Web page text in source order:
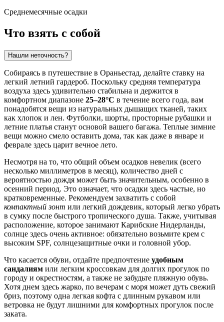
Среднемесячные осадки
Что взять с собой
Нашли неточность?
Собираясь в путешествие в Ораньестад, делайте ставку на
легкий летний гардероб. Поскольку средняя температура
воздуха здесь удивительно стабильна и держится в
комфортном диапазоне 25–28°C в течение всего года, вам
понадобятся вещи из натуральных дышащих тканей, таких
как хлопок и лен. Футболки, шорты, просторные рубашки и
летние платья станут основой вашего багажа. Теплые зимние
вещи можно смело оставить дома, так как даже в январе и
феврале здесь царит вечное лето.
Несмотря на то, что общий объем осадков невелик (всего
несколько миллиметров в месяц), количество дней с
вероятностью дождя может быть значительным, особенно в
осенний период. Это означает, что осадки здесь частые, но
кратковременные. Рекомендуем захватить с собой
компактный зонт или легкий дождевик, который легко убрать
в сумку после быстрого тропического душа. Также, учитывая
расположение, которое занимают Карибские Нидерланды,
солнце здесь очень активное: обязательно возьмите крем с
высоким SPF, солнцезащитные очки и головной убор.
Что касается обуви, отдайте предпочтение удобным
сандалиям или легким кроссовкам для долгих прогулок по
городу и окрестностям, а также не забудьте пляжную обувь.
Хотя днем здесь жарко, по вечерам с моря может дуть свежий
бриз, поэтому одна легкая кофта с длинным рукавом или
ветровка не будут лишними для комфортных прогулок после
заката.